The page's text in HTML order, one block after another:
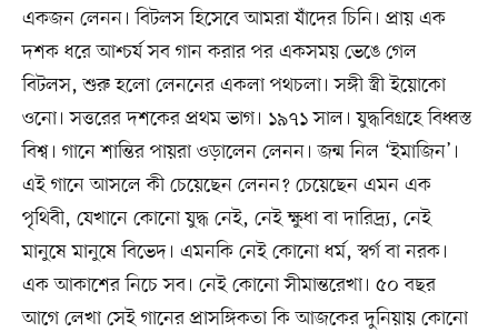
একজন লেনন। বিটলস হিসেবে আমরা যাঁদের চিনি। প্রায় এক
দশক ধরে আশ্চর্য সব গান করার পর একসময় ভেঙে গেল
বিটলস, শুরু হলো লেননের একলা পথচলা। সঙ্গী স্ত্রী ইয়োকো
ওনো। সত্তরের দশকের প্রথম ভাগ। ১৯৭১ সাল। যুদ্ধবিগ্রহে বিধ্বস্ত
বিশ্ব। গানে শান্তির পায়রা ওড়ালেন লেনন। জন্ম নিল ‘ইমাজিন’।
এই গানে আসলে কী চেয়েছেন লেনন? চেয়েছেন এমন এক
পৃথিবী, যেখানে কোনো যুদ্ধ নেই, নেই ক্ষুধা বা দারিদ্র্য, নেই
মানুষে মানুষে বিভেদ। এমনকি নেই কোনো ধর্ম, স্বর্গ বা নরক।
এক আকাশের নিচে সব। নেই কোনো সীমান্তরেখা। ৫০ বছর
আগে লেখা সেই গানের প্রাসঙ্গিকতা কি আজকের দুনিয়ায় কোনো